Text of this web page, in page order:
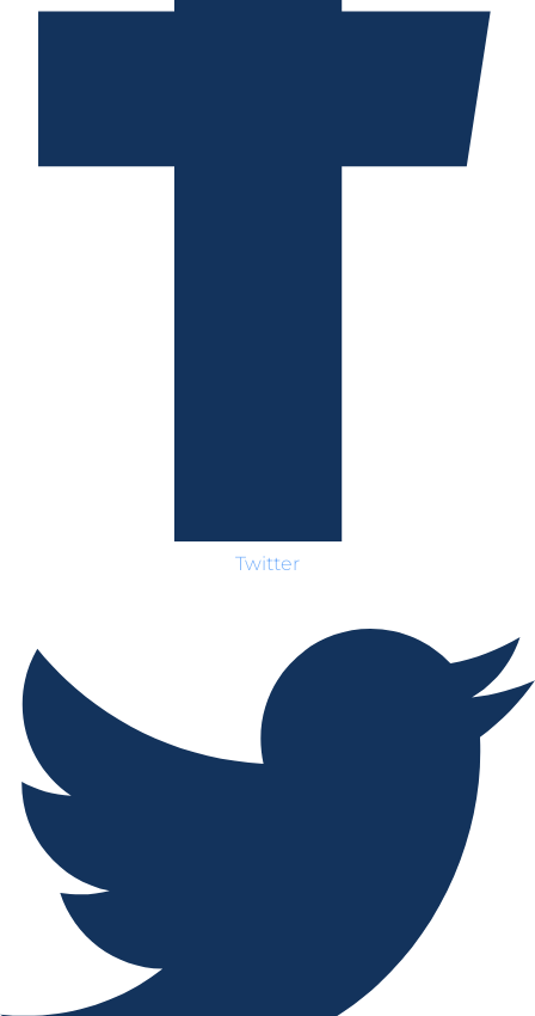
Twitter